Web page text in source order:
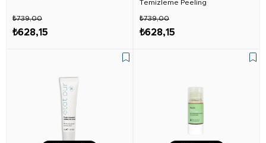
₺628,15
₺739,00
Temizleme Peeling
₺628,15
₺739,00